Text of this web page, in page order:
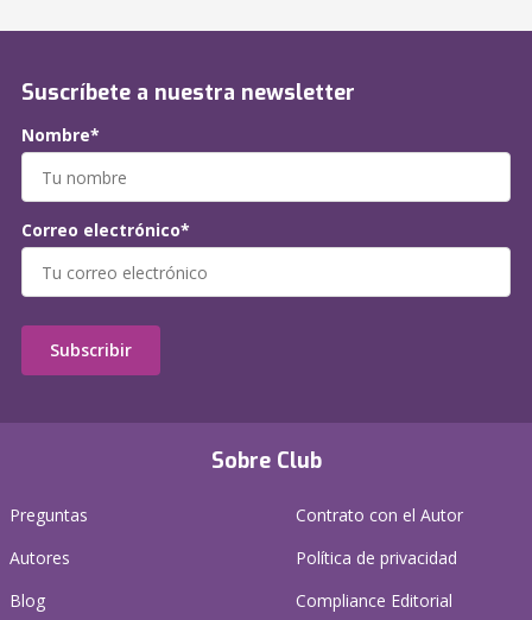
Sobre Club
Preguntas
Autores
Blog
Contrato con el Autor
Política de privacidad
Compliance Editorial
Suscríbete a nuestra newsletter
Nombre*
Correo electrónico*
Subscribir